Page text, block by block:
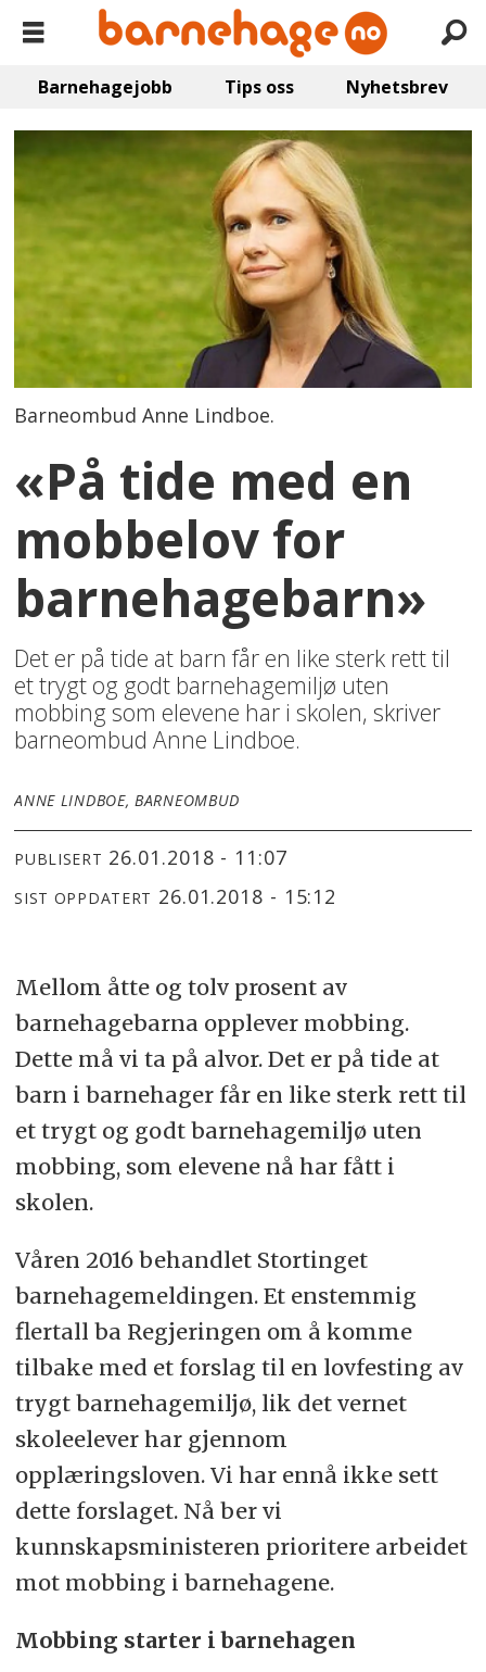
Barnehagejobb Tips oss Nyhetsbrev
Barneombud Anne Lindboe.
«På tide med en
mobbelov for
barnehagebarn»
Det er på tide at barn får en like sterk rett til
et trygt og godt barnehagemiljø uten
mobbing som elevene har i skolen, skriver
barneombud Anne Lindboe.
ANNE LINDBOE, BARNEOMBUD
PUBLISERT 26.01.2018 - 11:07
SIST OPPDATERT 26.01.2018 - 15:12
Mellom åtte og tolv prosent av
barnehagebarna opplever mobbing.
Dette må vi ta på alvor. Det er på tide at
barn i barnehager får en like sterk rett til
et trygt og godt barnehagemiljø uten
mobbing, som elevene nå har fått i
skolen.
Våren 2016 behandlet Stortinget
barnehagemeldingen. Et enstemmig
flertall ba Regjeringen om å komme
tilbake med et forslag til en lovfesting av
trygt barnehagemiljø, lik det vernet
skoleelever har gjennom
opplæringsloven. Vi har ennå ikke sett
dette forslaget. Nå ber vi
kunnskapsministeren prioritere arbeidet
mot mobbing i barnehagene.
Mobbing starter i barnehagen